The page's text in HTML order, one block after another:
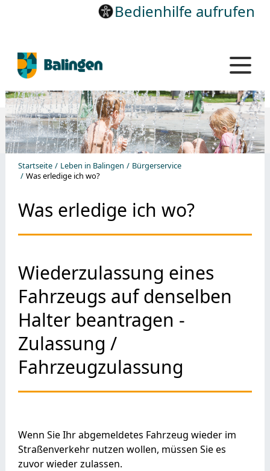
Bedienhilfe aufrufen
Startseite Leben in Balingen
Bürgerservice
Was erledige ich wo?
Was erledige ich wo?
Wiederzulassung eines
Fahrzeugs auf denselben
Halter beantragen -
Zulassung /
Fahrzeugzulassung
Wenn Sie Ihr abgemeldetes Fahrzeug wieder im
Straßenverkehr nutzen wollen, müssen Sie es
zuvor wieder zulassen.